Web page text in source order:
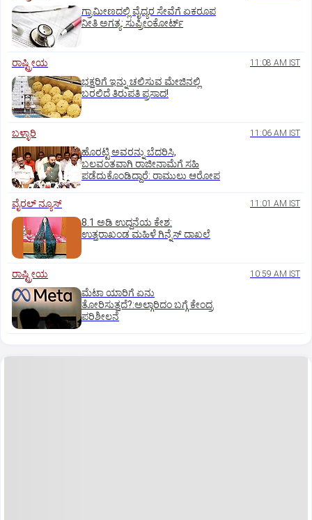
ಗ್ರಾಮೀಣದಲ್ಲಿ ವೈದ್ಯರ ಸೇವೆಗೆ ಏಕರೂಪ
ನೀತಿ ಅಗತ್ಯ: ಸುಪ್ರೀಂಕೋರ್ಟ್‌
ರಾಷ್ಟ್ರೀಯ 11:08 AM IST
ಭಕ್ತರಿಗೆ ಇನ್ನು ಚಲಿಸುವ ಮೇಜಿನಲ್ಲಿ
ಬರಲಿದೆ ತಿರುಪತಿ ಪ್ರಸಾದ!
ಬಳ್ಳಾರಿ 11:06 AM IST
ಹೊರಟ್ಟಿ ಅವರನ್ನು ಬೆದರಿಸಿ,
ಬಲವಂತವಾಗಿ ರಾಜೀನಾಮೆಗೆ ಸಹಿ
ಪಡೆದುಕೊಂಡಿದ್ದಾರೆ: ರಾಮುಲು ಆರೋಪ
ವೈರಲ್ ನ್ಯೂಸ್ 11:01 AM IST
8.1 ಅಡಿ ಉದ್ದನೆಯ ಕೇಶ:
ಉತ್ತರಾಖಂಡ ಮಹಿಳೆ ಗಿನ್ನೆಸ್‌ ದಾಖಲೆ
ರಾಷ್ಟ್ರೀಯ 10:59 AM IST
ಮೆಟಾ ಯಾರಿಗೆ ಏನು
ತೋರಿಸುತ್ತದೆ?:ಅಲ್ಗಾರಿದಂ ಬಗ್ಗೆ ಕೇಂದ್ರ
ಪರಿಶೀಲನೆ